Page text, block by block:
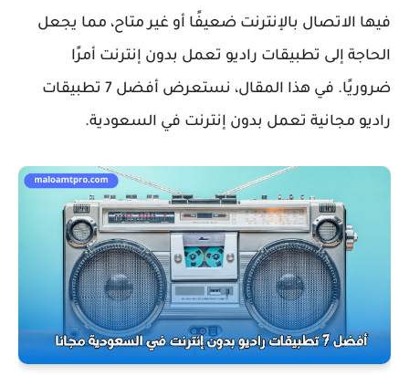
فيها الاتصال بالإنترنت ضعيفًا أو غير متاح، مما يجعل
الحاجة إلى تطبيقات راديو تعمل بدون إنترنت أمرًا
ضروريًا. في هذا المقال، نستعرض أفضل 7 تطبيقات
راديو مجانية تعمل بدون إنترنت في السعودية.